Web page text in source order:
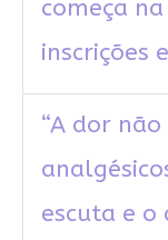
começa
inscrições
“A dor
escuta e o